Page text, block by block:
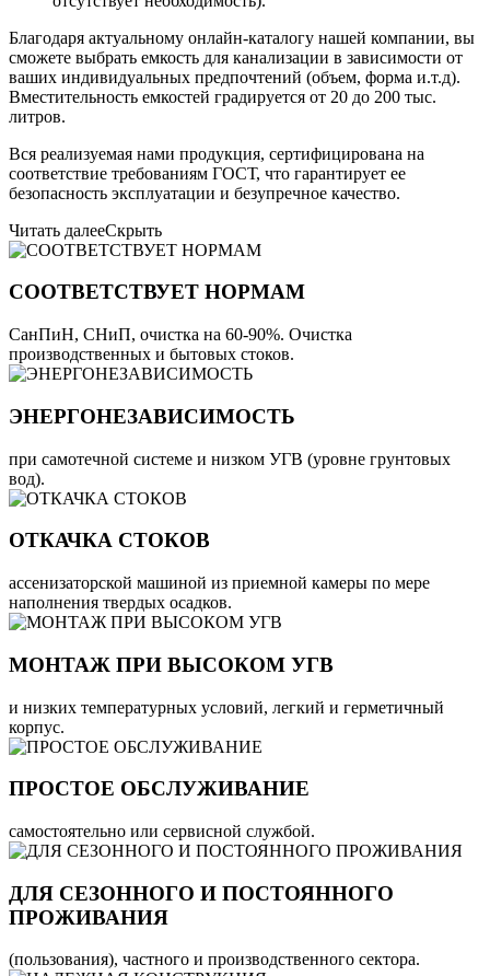
Благодаря актуальному онлайн-каталогу нашей компании, вы
сможете выбрать емкость для канализации в зависимости от
ваших индивидуальных предпочтений (объем, форма и.т.д).
Вместительность емкостей градируется от 20 до 200 тыс.
литров.
Вся реализуемая нами продукция, сертифицирована на
соответствие требованиям ГОСТ, что гарантирует ее
безопасность эксплуатации и безупречное качество.
Читать далееСкрыть
СООТВЕТСТВУЕТ НОРМАМ
СанПиН, СНиП, очистка на 60-90%. Очистка
производственных и бытовых стоков.
ЭНЕРГОНЕЗАВИСИМОСТЬ
при самотечной системе и низком УГВ (уровне грунтовых
вод).
ОТКАЧКА СТОКОВ
ассенизаторской машиной из приемной камеры по мере
наполнения твердых осадков.
МОНТАЖ ПРИ ВЫСОКОМ УГВ
и низких температурных условий, легкий и герметичный
корпус.
ПРОСТОЕ ОБСЛУЖИВАНИЕ
самостоятельно или сервисной службой.
ДЛЯ СЕЗОННОГО И ПОСТОЯННОГО
ПРОЖИВАНИЯ
(пользования), частного и производственного сектора.